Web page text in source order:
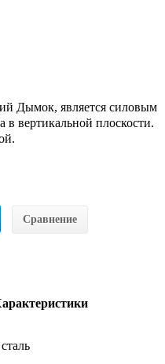
Дымок, является силовым
вертикальной плоскости.
Сравнение